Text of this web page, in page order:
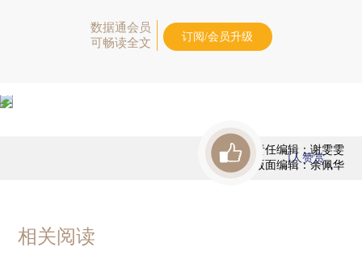
数据通会员
可畅读全文
订阅/会员升级
责任编辑：谢雯雯
版面编辑：余佩华
1人赞赏
相关阅读